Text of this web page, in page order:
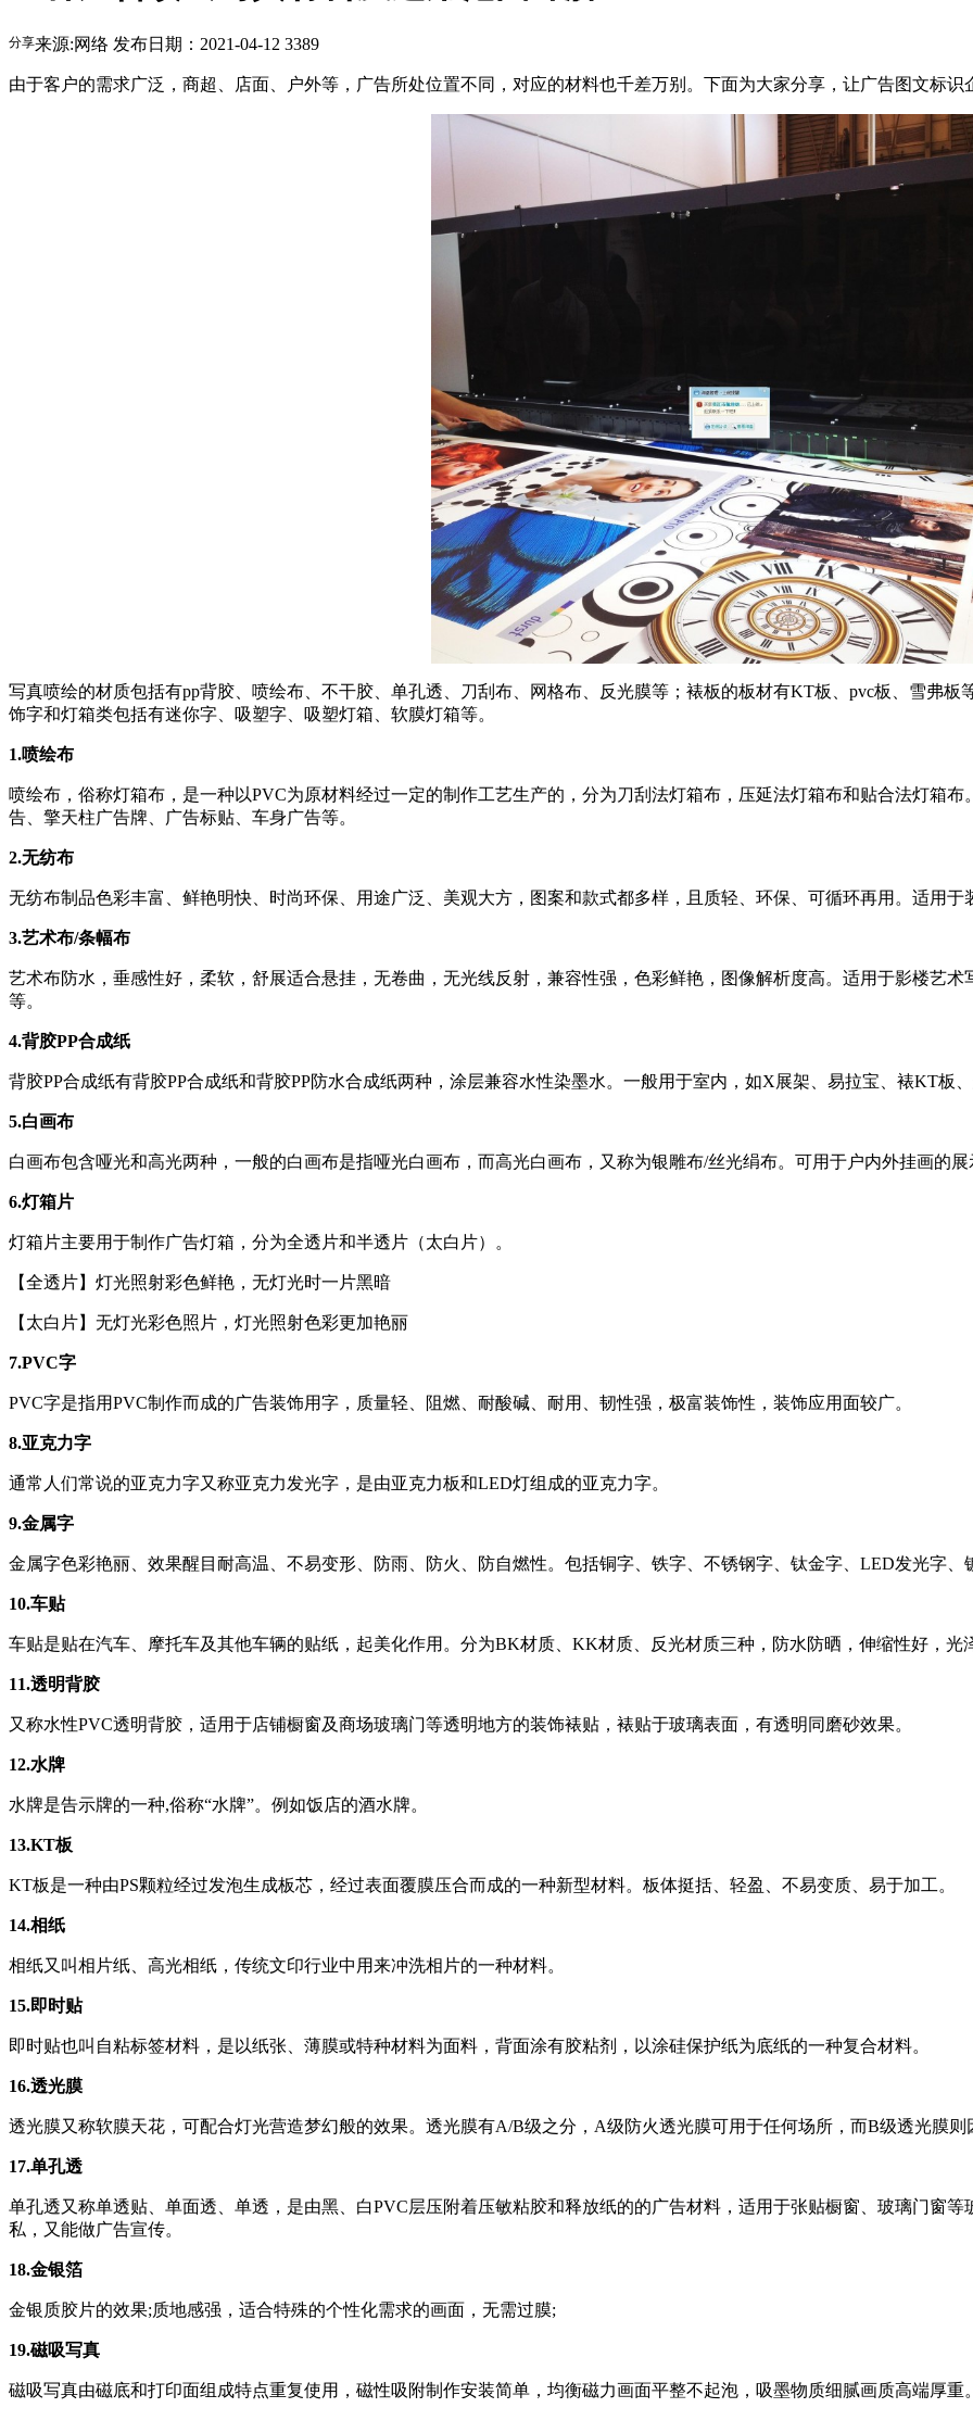
来源:网络 发布日期：2021-04-12 3389
分享
由于客户的需求广泛，商超、店面、户外等，广告所处位置不同，对应的材料也千差万别。下面为大家分享，让广告图文标识
写真喷绘的材质包括有pp背胶、喷绘布、不干胶、单孔透、刀刮布、网格布、反光膜等；裱板的板材有KT板、pvc板、雪弗
饰字和灯箱类包括有迷你字、吸塑字、吸塑灯箱、软膜灯箱等。
1.喷绘布
喷绘布，俗称灯箱布，是一种以PVC为原材料经过一定的制作工艺生产的，分为刀刮法灯箱布，压延法灯箱布和贴合法灯箱
告、擎天柱广告牌、广告标贴、车身广告等。
2.无纺布
无纺布制品色彩丰富、鲜艳明快、时尚环保、用途广泛、美观大方，图案和款式都多样，且质轻、环保、可循环再用。适用于
3.艺术布/条幅布
艺术布防水，垂感性好，柔软，舒展适合悬挂，无卷曲，无光线反射，兼容性强，色彩鲜艳，图像解析度高。适用于影楼艺
等。
4.背胶PP合成纸
背胶PP合成纸有背胶PP合成纸和背胶PP防水合成纸两种，涂层兼容水性染墨水。一般用于室内，如X展架、易拉宝、裱KT板
5.白画布
白画布包含哑光和高光两种，一般的白画布是指哑光白画布，而高光白画布，又称为银雕布/丝光绢布。可用于户内外挂画的展
6.灯箱片
灯箱片主要用于制作广告灯箱，分为全透片和半透片（太白片）。
【全透片】灯光照射彩色鲜艳，无灯光时一片黑暗
【太白片】无灯光彩色照片，灯光照射色彩更加艳丽
7.PVC字
PVC字是指用PVC制作而成的广告装饰用字，质量轻、阻燃、耐酸碱、耐用、韧性强，极富装饰性，装饰应用面较广。
8.亚克力字
通常人们常说的亚克力字又称亚克力发光字，是由亚克力板和LED灯组成的亚克力字。
9.金属字
金属字色彩艳丽、效果醒目耐高温、不易变形、防雨、防火、防自燃性。包括铜字、铁字、不锈钢字、钛金字、LED发光字、
10.车贴
车贴是贴在汽车、摩托车及其他车辆的贴纸，起美化作用。分为BK材质、KK材质、反光材质三种，防水防晒，伸缩性好，光
11.透明背胶
又称水性PVC透明背胶，适用于店铺橱窗及商场玻璃门等透明地方的装饰裱贴，裱贴于玻璃表面，有透明同磨砂效果。
12.水牌
水牌是告示牌的一种,俗称“水牌”。例如饭店的酒水牌。
13.KT板
KT板是一种由PS颗粒经过发泡生成板芯，经过表面覆膜压合而成的一种新型材料。板体挺括、轻盈、不易变质、易于加工。
14.相纸
相纸又叫相片纸、高光相纸，传统文印行业中用来冲洗相片的一种材料。
15.即时贴
即时贴也叫自粘标签材料，是以纸张、薄膜或特种材料为面料，背面涂有胶粘剂，以涂硅保护纸为底纸的一种复合材料。
16.透光膜
透光膜又称软膜天花，可配合灯光营造梦幻般的效果。透光膜有A/B级之分，A级防火透光膜可用于任何场所，而B级透光膜则
17.单孔透
单孔透又称单透贴、单面透、单透，是由黑、白PVC层压附着压敏粘胶和释放纸的的广告材料，适用于张贴橱窗、玻璃门窗
私，又能做广告宣传。
18.金银箔
金银质胶片的效果;质地感强，适合特殊的个性化需求的画面，无需过膜;
19.磁吸写真
磁吸写真由磁底和打印面组成特点重复使用，磁性吸附制作安装简单，均衡磁力画面平整不起泡，吸墨物质细腻画质高端厚重。